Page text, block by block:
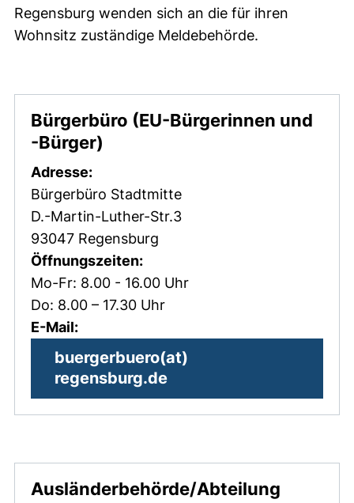
Regensburg wenden sich an die für ihren
Wohnsitz zuständige Meldebehörde.
Bürgerbüro (EU-Bürgerinnen und
-Bürger)
Adresse:
Bürgerbüro Stadtmitte
D.-Martin-Luther-Str.3
93047 Regensburg
Öffnungszeiten:
Mo-Fr: 8.00 - 16.00 Uhr
Do: 8.00 – 17.30 Uhr
E-Mail:
buergerbuero​(at)​
regensburg.de(öffnet Ihr E-Mail-
Ausländerbehörde/Abteilung